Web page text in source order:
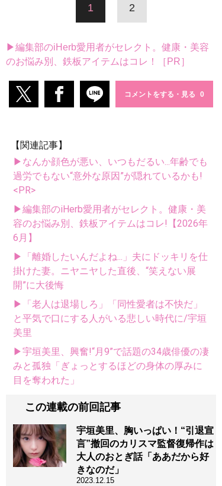
1 2
▶編集部のiHerb愛用者がセレクト。健康・美容
のお悩み別、鉄板アイテムはコレ！［PR］
コメントをする・見る
【関連記事】
▶なんか顔色が悪い、いつもだるい...年齢でも
過労でもない“意外な原因”が隠れているかも!
<PR>
▶編集部のiHerb愛用者がセレクト。健康・美
容のお悩み別、鉄板アイテムはコレ!【2026年
6月】
▶「離婚したいんだよね...」夫にドッキリを仕
掛けた妻。ニヤニヤした直後、“笑えない展
開”に大後悔
▶「老人は退場しろ」「同性愛者は不快だ」
と平気で口にする人がいる悲しい時代に/宇垣
美里
▶宇垣美里、興奮!“月9”で話題の34歳俳優の凄
みと孤独「ぎょっとするほどの身体の厚みに
目を奪われた」
この連載の前回記事
宇垣美里、胸いっぱい！“引退宣
言”撤回のカリスマ監督復帰作は
大人のおとぎ話「ああだから好
きなのだ」
2023.12.15